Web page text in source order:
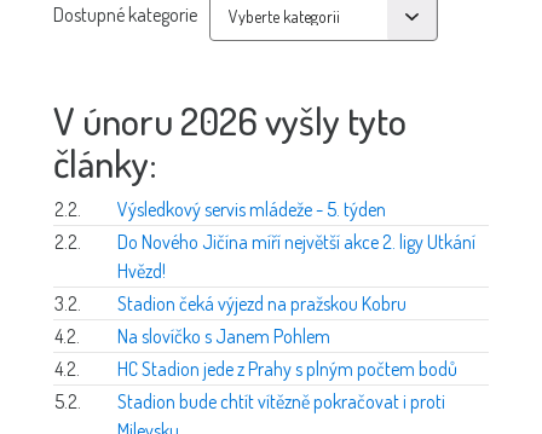
Dostupné kategorie
V únoru 2026 vyšly tyto
články:
2.2.
Výsledkový servis mládeže - 5. týden
2.2.
Do Nového Jičína míří největší akce 2. ligy Utkání
Hvězd!
3.2.
Stadion čeká výjezd na pražskou Kobru
4.2.
Na slovíčko s Janem Pohlem
4.2.
HC Stadion jede z Prahy s plným počtem bodů
5.2.
Stadion bude chtít vítězně pokračovat i proti